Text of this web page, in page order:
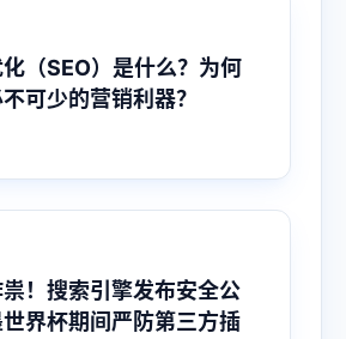
（SEO）是什么？为何
可少的营销利器？
！搜索引擎发布安全公
界杯期间严防第三方插